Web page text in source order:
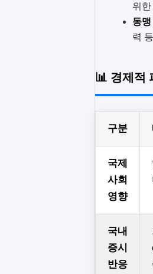
위
동
력
📊 경제적
구분
국제
사회
영향
국내
증시
반응